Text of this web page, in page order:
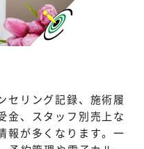
セリング記録、施術履
金、スタッフ別売上な
報が多くなります。一